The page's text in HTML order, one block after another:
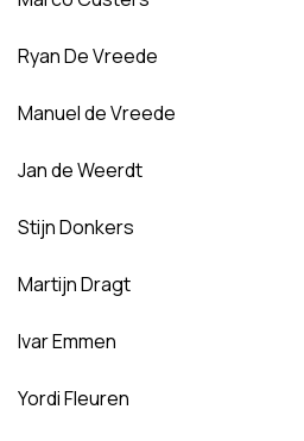
Ryan De Vreede
Manuel de Vreede
Jan de Weerdt
Stijn Donkers
Martijn Dragt
Ivar Emmen
Yordi Fleuren